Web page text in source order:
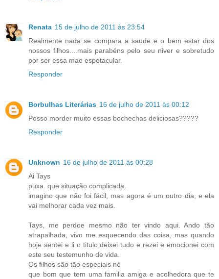
Renata 15 de julho de 2011 às 23:54
Realmente nada se compara a saude e o bem estar dos
nossos filhos....mais parabéns pelo seu niver e sobretudo
por ser essa mae espetacular.
Responder
Borbulhas Literárias 16 de julho de 2011 às 00:12
Posso morder muito essas bochechas deliciosas?????
Responder
Unknown 16 de julho de 2011 às 00:28
Ai Tays
puxa. que situação complicada.
imagino que não foi fácil, mas agora é um outro dia, e ela
vai melhorar cada vez mais.
Tays, me perdoe mesmo não ter vindo aqui. Ando tão
atrapalhada, vivo me esquecendo das coisa, mas quando
hoje sentei e li o titulo deixei tudo e rezei e emocionei com
este seu testemunho de vida.
Os filhos são tão especiais né
que bom que tem uma familia amiga e acolhedora que te